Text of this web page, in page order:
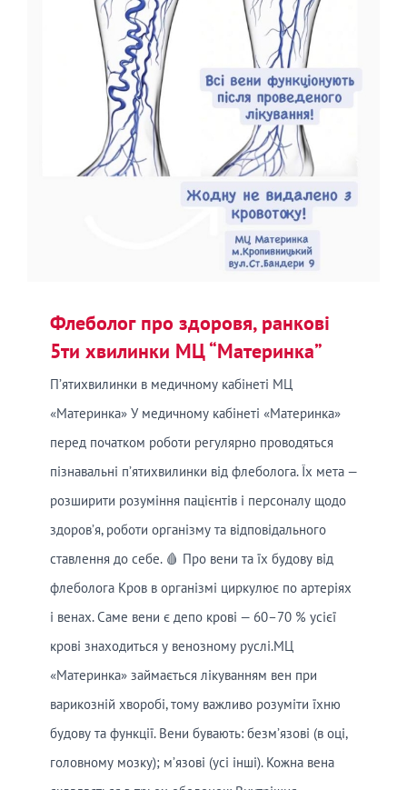
Флеболог про здоровя, ранкові
5ти хвилинки МЦ “Материнка”
П’ятихвилинки в медичному кабінеті МЦ
«Материнка» У медичному кабінеті «Материнка»
перед початком роботи регулярно проводяться
пізнавальні п’ятихвилинки від флеболога. Їх мета —
розширити розуміння пацієнтів і персоналу щодо
здоров’я, роботи організму та відповідального
ставлення до себе. 🩸 Про вени та їх будову від
флеболога Кров в організмі циркулює по артеріях
і венах. Саме вени є депо крові — 60–70 % усієї
крові знаходиться у венозному руслі.МЦ
«Материнка» займається лікуванням вен при
варикозній хворобі, тому важливо розуміти їхню
будову та функції. Вени бувають: безм’язові (в оці,
головному мозку); м’язові (усі інші). Кожна вена